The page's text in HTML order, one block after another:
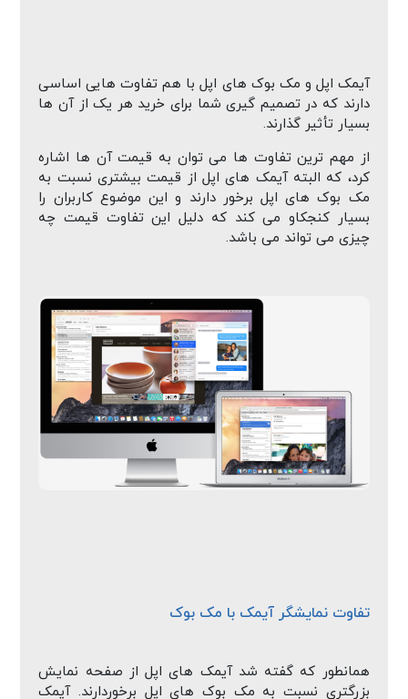
آیمک اپل و مک بوک های اپل با هم تفاوت هایی اساسی
دارند که در تصمیم گیری شما برای خرید هر یک از آن ها
بسیار تأثیر گذارند.
از مهم ترین تفاوت ها می توان به قیمت آن ها اشاره
کرد، که البته آیمک های اپل از قیمت بیشتری نسبت به
مک بوک های اپل برخور دارند و این موضوع کاربران را
بسیار کنجکاو می کند که دلیل این تفاوت قیمت چه
چیزی می تواند می باشد.
تفاوت نمایشگر آیمک با مک بوک
همانطور که گفته شد آیمک های اپل از صفحه نمایش
بزرگتری نسبت به مک بوک های اپل برخوردارند. آیمک